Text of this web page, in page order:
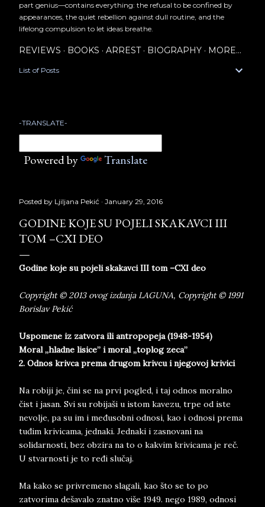
part genius—contains everything: the refusal to be confined by
appearances, the quiet rebellion against dull routine, and the
lifelong compulsion to let ideas breathe.
REVIEWS BOOKS ARREST BIOGRAPHY MORE…
List of Posts
-TRANSLATE-
Powered by Translate
Posted by Ljiljana Pekić January 29, 2016
GODINE KOJE SU POJELI SKAKAVCI III
TOM –CXI DEO
Godine koje su pojeli skakavci III tom –CXI deo
Copyright © 2013 ovog izdanja LAGUNA, Copyright © 1991
Borislav Pekić
Uspomene iz zatvora ili antropopeja (1948-1954)
Moral „hladne lisice” i moral „toplog zeca”
2. Odnos krivca prema drugom krivcu i njegovoj krivici
Na robiji je, čini se na prvi pogled, i taj odnos moralno
čist i jasan. Svi su robijaši u istom kavezu, trpe od iste
nevolje, pa su im i međusobni odnosi, kao i odnosi prema
tuđim krivicama, jednaki. Jednaki i zasnovani na
solidarnosti, bez obzira na to o kakvim krivicama je reč.
U stvarnosti je to ređi slučaj.
Ma kako se privremeno slagali, kao što se to po
zatvorima dešavalo znatno više 1949. nego 1989, odnosi